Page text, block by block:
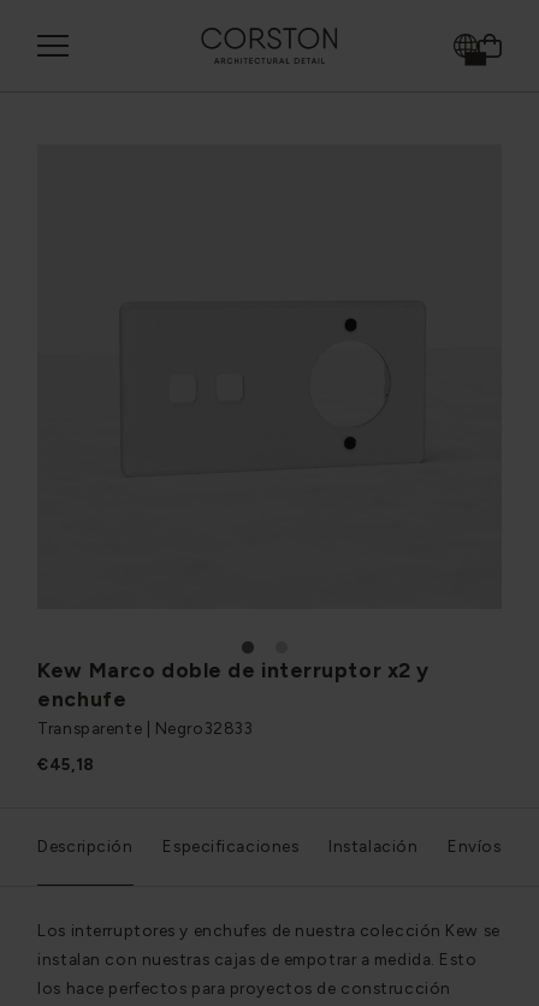
1
Kew Marco doble de interruptor x2 y
enchufe
Transparente | Negro32833
€45,18
Descripción Especificaciones Instalación Envíos
Los interruptores y enchufes de nuestra colección Kew se
instalan con nuestras cajas de empotrar a medida. Esto
los hace perfectos para proyectos de construcción